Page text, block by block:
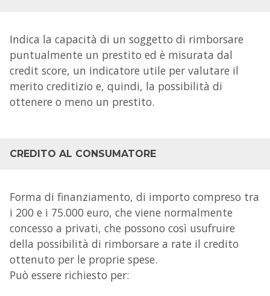
Indica la capacità di un soggetto di rimborsare
puntualmente un prestito ed è misurata dal
credit score, un indicatore utile per valutare il
merito creditizio e, quindi, la possibilità di
ottenere o meno un prestito.
CREDITO AL CONSUMATORE
Forma di finanziamento, di importo compreso tra
i 200 e i 75.000 euro, che viene normalmente
concesso a privati, che possono così usufruire
della possibilità di rimborsare a rate il credito
ottenuto per le proprie spese.
Può essere richiesto per: